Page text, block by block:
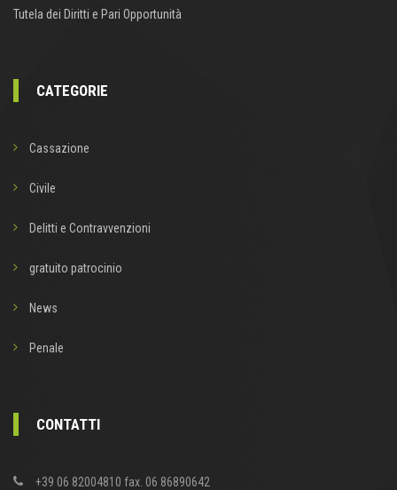
Tutela dei Diritti e Pari Opportunità
CATEGORIE
Cassazione
Civile
Delitti e Contravvenzioni
gratuito patrocinio
News
Penale
CONTATTI
+39 06 82004810 fax. 06 86890642